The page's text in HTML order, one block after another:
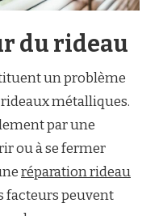
du rideau
un problème
métalliques.
par une
ou à se fermer
réparation rideau
facteurs peuvent